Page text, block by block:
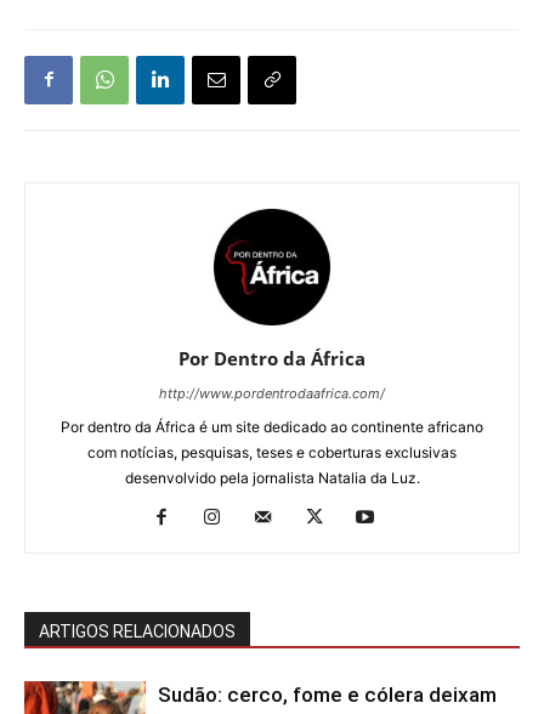
Por Dentro da África
http://www.pordentrodaafrica.com/
Por dentro da África é um site dedicado ao continente africano
com notícias, pesquisas, teses e coberturas exclusivas
desenvolvido pela jornalista Natalia da Luz.
ARTIGOS RELACIONADOS
Sudão: cerco, fome e cólera deixam